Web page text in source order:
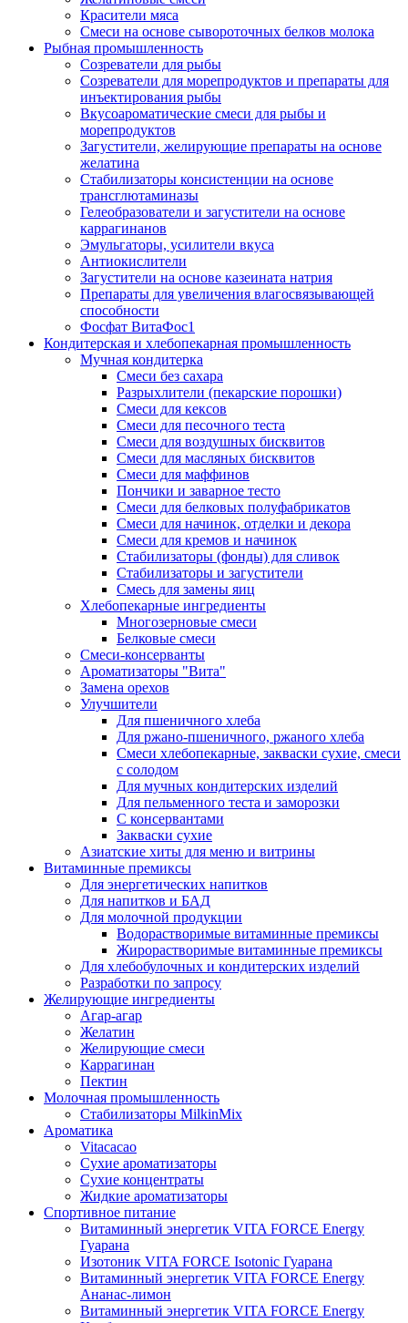
Красители мяса
Смеси на основе сывороточных белков молока
Рыбная промышленность
Созреватели для рыбы
Созреватели для морепродуктов и препараты для
инъектирования рыбы
Вкусоароматические смеси для рыбы и
морепродуктов
Загустители, желирующие препараты на основе
желатина
Стабилизаторы консистенции на основе
трансглютаминазы
Гелеобразователи и загустители на основе
каррагинанов
Эмульгаторы, усилители вкуса
Антиокислители
Загустители на основе казеината натрия
Препараты для увеличения влагосвязывающей
способности
Фосфат ВитаФос1
Кондитерская и хлебопекарная промышленность
Мучная кондитерка
Смеси без сахара
Разрыхлители (пекарские порошки)
Смеси для кексов
Смеси для песочного теста
Смеси для воздушных бисквитов
Смеси для масляных бисквитов
Смеси для маффинов
Пончики и заварное тесто
Cмеси для белковых полуфабрикатов
Смеси для начинок, отделки и декора
Смеси для кремов и начинок
Стабилизаторы (фонды) для сливок
Стабилизаторы и загустители
Смесь для замены яиц
Хлебопекарные ингредиенты
Многозерновые смеси
Белковые смеси
Смеси-консерванты
Ароматизаторы "Вита"
Замена орехов
Улучшители
Для пшеничного хлеба
Для ржано-пшеничного, ржаного хлеба
Смеси хлебопекарные, закваски сухие, смеси
с солодом
Для мучных кондитерских изделий
Для пельменного теста и заморозки
С консервантами
Закваски сухие
Азиатские хиты для меню и витрины
Витаминные премиксы
Для энергетических напитков
Для напитков и БАД
Для молочной продукции
Водорастворимые витаминные премиксы
Жирорастворимые витаминные премиксы
Для хлебобулочных и кондитерских изделий
Разработки по запросу
Желирующие ингредиенты
Агар-агар
Желатин
Желирующие смеси
Каррагинан
Пектин
Молочная промышленность
Стабилизаторы MilkinMix
Ароматика
Vitacacao
Сухие ароматизаторы
Сухие концентраты
Жидкие ароматизаторы
Спортивное питание
Витаминный энергетик VITA FORCE Energy
Гуарана
Изотоник VITA FORCE Isotonic Гуарана
Витаминный энергетик VITA FORCE Energy
Ананас-лимон
Витаминный энергетик VITA FORCE Energy